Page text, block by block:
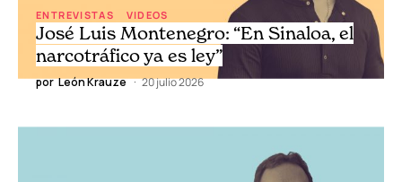
ENTREVISTAS VIDEOS
José Luis Montenegro: “En Sinaloa, el
narcotráfico ya es ley”
por León Krauze 20 julio 2026